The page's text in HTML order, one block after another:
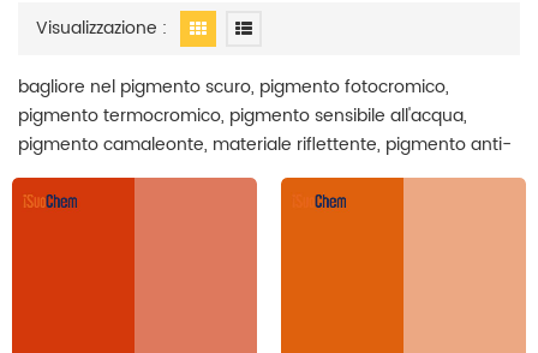
Visualizzazione :
bagliore nel pigmento scuro, pigmento fotocromico,
pigmento termocromico, pigmento sensibile all'acqua,
pigmento camaleonte, materiale riflettente, pigmento anti-
falsificazione a pigmento di fragranza microcapsulata è
stato coperto nella nostra gamma di pigmenti a effetto